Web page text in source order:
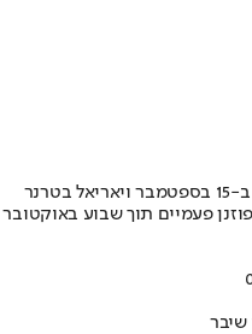
פעמיים תוך שבוע באוקטובר
שיבר